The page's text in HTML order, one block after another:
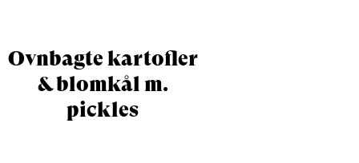
Ovnbagte kartofler
& blomkål m.
pickles